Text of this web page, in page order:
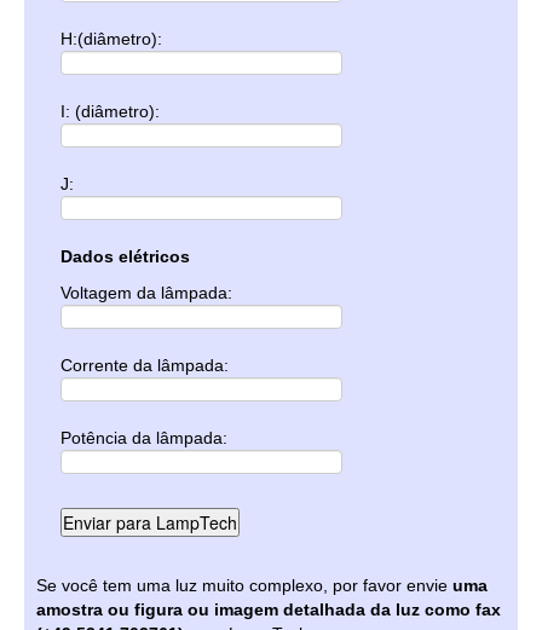
H:(diâmetro):
I: (diâmetro):
J:
Dados elétricos
Voltagem da lâmpada:
Corrente da lâmpada:
Potência da lâmpada:
Se você tem uma luz muito complexo, por favor envie uma
amostra ou figura ou imagem detalhada da luz como fax